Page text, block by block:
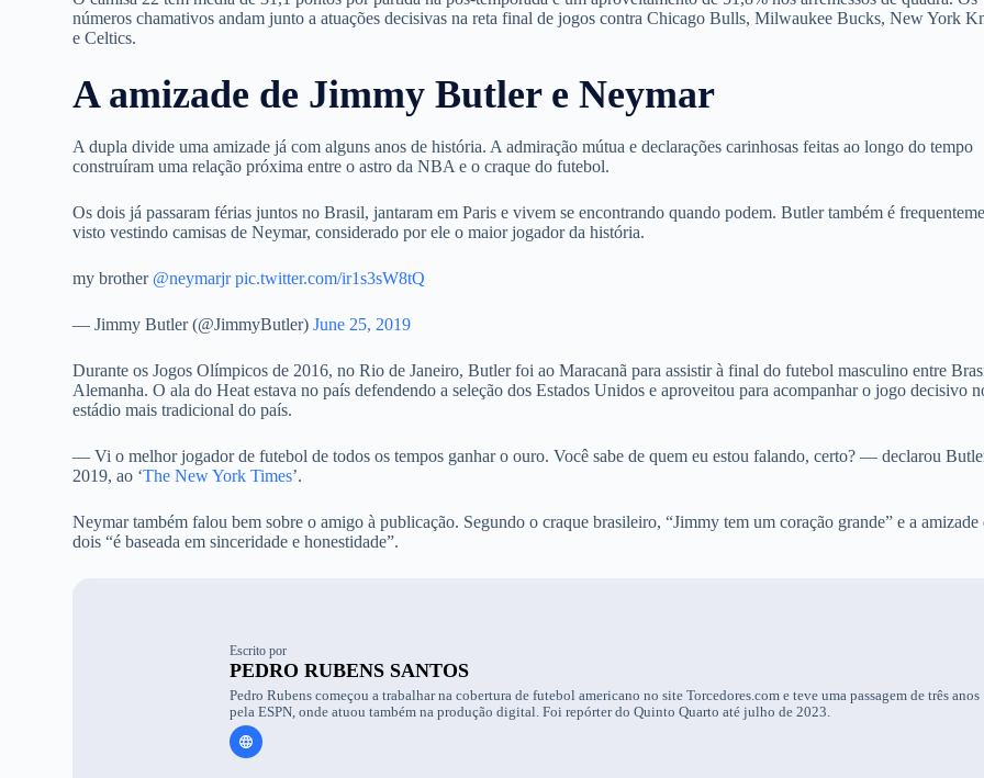
números chamativos andam junto a atuações decisivas na reta final de jogos contra Chicago Bulls, Milwaukee Bucks, New York
e Celtics.
A amizade de Jimmy Butler e Neymar
A dupla divide uma amizade já com alguns anos de história. A admiração mútua e declarações carinhosas feitas ao longo do tempo
construíram uma relação próxima entre o astro da NBA e o craque do futebol.
Os dois já passaram férias juntos no Brasil, jantaram em Paris e vivem se encontrando quando podem. Butler também é
visto vestindo camisas de Neymar, considerado por ele o maior jogador da história.
my brother @neymarjr pic.twitter.com/ir1s3sW8tQ
— Jimmy Butler (@JimmyButler)June 25, 2019
Durante os Jogos Olímpicos de 2016, no Rio de Janeiro, Butler foi ao Maracanã para assistir à final do futebol masculino entre
Alemanha. O ala do Heat estava no país defendendo a seleção dos Estados Unidos e aproveitou para acompanhar o jogo decisivo
estádio mais tradicional do país.
— Vi o melhor jogador de futebol de todos os tempos ganhar o ouro. Você sabe de quem eu estou falando, certo? — declarou
2019, ao ‘The New York Times’.
Neymar também falou bem sobre o amigo à publicação. Segundo o craque brasileiro, “Jimmy tem um coração grande” e a amizade
dois “é baseada em sinceridade e honestidade”.
Escrito por
PEDRO RUBENS SANTOS
Pedro Rubens começou a trabalhar na cobertura de futebol americano no site Torcedores.com e teve uma passagem de três anos
pela ESPN, onde atuou também na produção digital. Foi repórter do Quinto Quarto até julho de 2023.